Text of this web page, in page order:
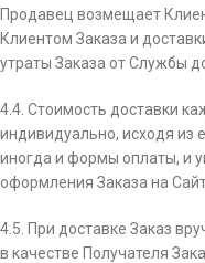
Продавец возмещает
Клиентом Заказа и
утраты Заказа от Службы
4.4. Стоимость доставки
индивидуально, исходя из
иногда и формы оплаты, и
оформления Заказа на
4.5. При доставке Заказ
в качестве Получателя